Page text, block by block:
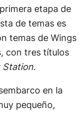
etapa de
de temas es
temas de Wings
con tres títulos
Station.
en la
pequeño,